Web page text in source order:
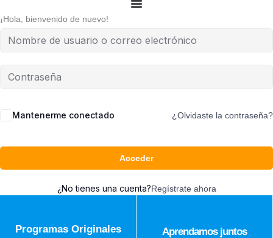
¡Hola, bienvenido de nuevo!
Mantenerme conectado ¿Olvidaste la contraseña?
Acceder
¿No tienes una cuenta?Regístrate ahora
Programas Originales Aprendamos juntos